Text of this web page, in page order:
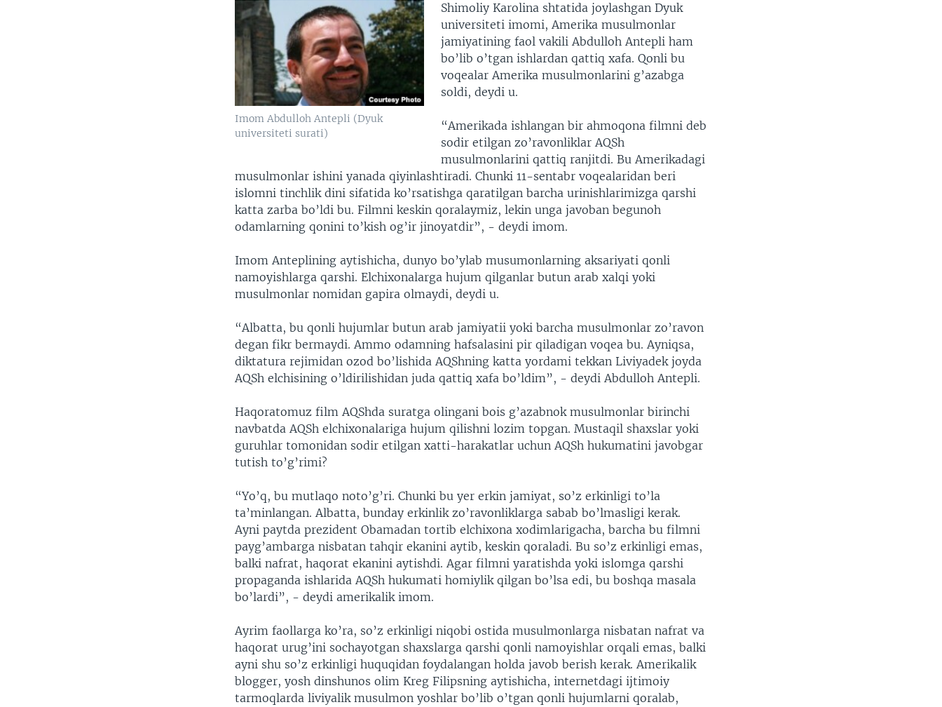
Imom Abdulloh Antepli (Dyuk
universiteti surati)
Shimoliy Karolina shtatida joylashgan Dyuk
universiteti imomi, Amerika musulmonlar
jamiyatining faol vakili Abdulloh Antepli ham
bo’lib o’tgan ishlardan qattiq xafa. Qonli bu
voqealar Amerika musulmonlarini g’azabga
soldi, deydi u.
“Amerikada ishlangan bir ahmoqona filmni deb
sodir etilgan zo’ravonliklar AQSh
musulmonlarini qattiq ranjitdi. Bu Amerikadagi
musulmonlar ishini yanada qiyinlashtiradi. Chunki 11-sentabr voqealaridan beri
islomni tinchlik dini sifatida ko’rsatishga qaratilgan barcha urinishlarimizga qarshi
katta zarba bo’ldi bu. Filmni keskin qoralaymiz, lekin unga javoban begunoh
odamlarning qonini to’kish og’ir jinoyatdir”, - deydi imom.
Imom Anteplining aytishicha, dunyo bo’ylab musumonlarning aksariyati qonli
namoyishlarga qarshi. Elchixonalarga hujum qilganlar butun arab xalqi yoki
musulmonlar nomidan gapira olmaydi, deydi u.
“Albatta, bu qonli hujumlar butun arab jamiyatii yoki barcha musulmonlar zo’ravon
degan fikr bermaydi. Ammo odamning hafsalasini pir qiladigan voqea bu. Ayniqsa,
diktatura rejimidan ozod bo’lishida AQShning katta yordami tekkan Liviyadek joyda
AQSh elchisining o’ldirilishidan juda qattiq xafa bo’ldim”, - deydi Abdulloh Antepli.
Haqoratomuz film AQShda suratga olingani bois g’azabnok musulmonlar birinchi
navbatda AQSh elchixonalariga hujum qilishni lozim topgan. Mustaqil shaxslar yoki
guruhlar tomonidan sodir etilgan xatti-harakatlar uchun AQSh hukumatini javobgar
tutish to’g’rimi?
“Yo’q, bu mutlaqo noto’g’ri. Chunki bu yer erkin jamiyat, so’z erkinligi to’la
ta’minlangan. Albatta, bunday erkinlik zo’ravonliklarga sabab bo’lmasligi kerak.
Ayni paytda prezident Obamadan tortib elchixona xodimlarigacha, barcha bu filmni
payg’ambarga nisbatan tahqir ekanini aytib, keskin qoraladi. Bu so’z erkinligi emas,
balki nafrat, haqorat ekanini aytishdi. Agar filmni yaratishda yoki islomga qarshi
propaganda ishlarida AQSh hukumati homiylik qilgan bo’lsa edi, bu boshqa masala
bo’lardi”, - deydi amerikalik imom.
Ayrim faollarga ko’ra, so’z erkinligi niqobi ostida musulmonlarga nisbatan nafrat va
haqorat urug’ini sochayotgan shaxslarga qarshi qonli namoyishlar orqali emas, balki
ayni shu so’z erkinligi huquqidan foydalangan holda javob berish kerak. Amerikalik
blogger, yosh dinshunos olim Kreg Filipsning aytishicha, internetdagi ijtimoiy
tarmoqlarda liviyalik musulmon yoshlar bo’lib o’tgan qonli hujumlarni qoralab,